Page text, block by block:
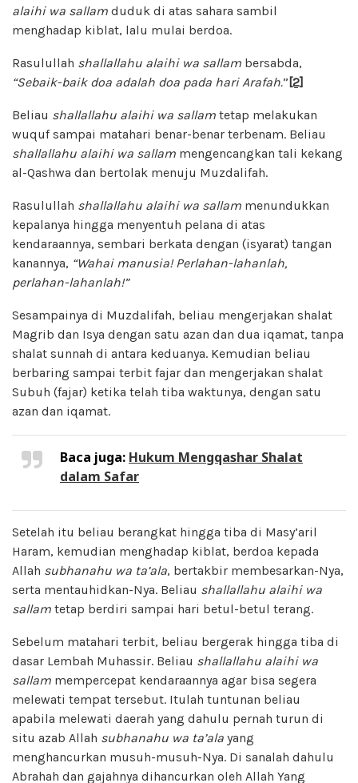
alaihi wa sallam duduk di atas sahara sambil
menghadap kiblat, lalu mulai berdoa.
Rasulullah shallallahu alaihi wa sallam bersabda,
“Sebaik-baik doa adalah doa pada hari Arafah.”[2]
Beliau shallallahu alaihi wa sallam tetap melakukan
wuquf sampai matahari benar-benar terbenam. Beliau
shallallahu alaihi wa sallam mengencangkan tali kekang
al-Qashwa dan bertolak menuju Muzdalifah.
Rasulullah shallallahu alaihi wa sallam menundukkan
kepalanya hingga menyentuh pelana di atas
kendaraannya, sembari berkata dengan (isyarat) tangan
kanannya, “Wahai manusia! Perlahan-lahanlah,
perlahan-lahanlah!”
Sesampainya di Muzdalifah, beliau mengerjakan shalat
Magrib dan Isya dengan satu azan dan dua iqamat, tanpa
shalat sunnah di antara keduanya. Kemudian beliau
berbaring sampai terbit fajar dan mengerjakan shalat
Subuh (fajar) ketika telah tiba waktunya, dengan satu
azan dan iqamat.
Baca juga: Hukum Mengqashar Shalat
dalam Safar
Setelah itu beliau berangkat hingga tiba di Masy’aril
Haram, kemudian menghadap kiblat, berdoa kepada
Allah subhanahu wa ta’ala, bertakbir membesarkan-Nya,
serta mentauhidkan-Nya. Beliau shallallahu alaihi wa
sallam tetap berdiri sampai hari betul-betul terang.
Sebelum matahari terbit, beliau bergerak hingga tiba di
dasar Lembah Muhassir. Beliau shallallahu alaihi wa
sallam mempercepat kendaraannya agar bisa segera
melewati tempat tersebut. Itulah tuntunan beliau
apabila melewati daerah yang dahulu pernah turun di
situ azab Allah subhanahu wa ta’ala yang
menghancurkan musuh-musuh-Nya. Di sanalah dahulu
Abrahah dan gajahnya dihancurkan oleh Allah Yang